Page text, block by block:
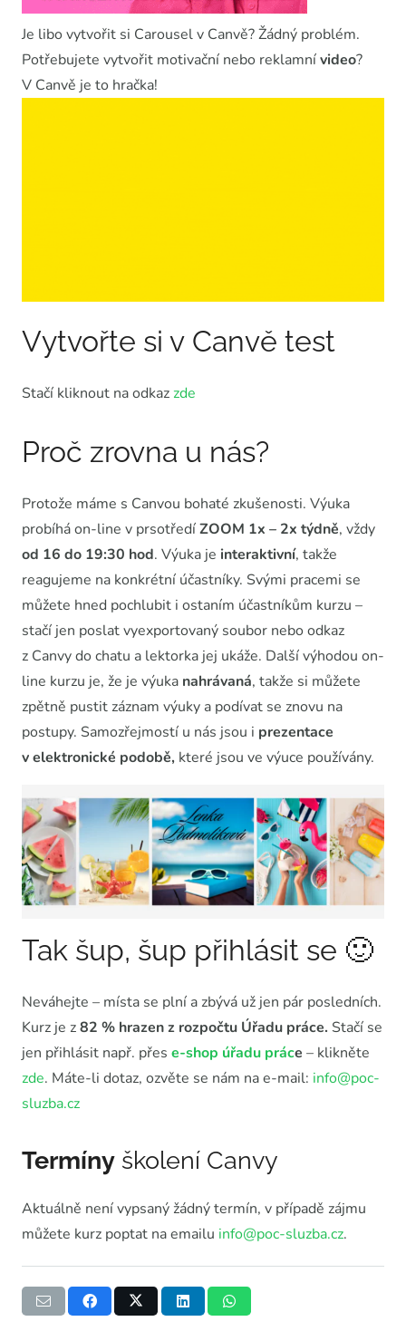
Je libo vytvořit si Carousel v Canvě? Žádný problém.
Potřebujete vytvořit motivační nebo reklamnívideo?
V Canvě je to hračka!
Vytvořte si v Canvě test
Stačí kliknout na odkazzde
Proč zrovna u nás?
Protože máme s Canvou bohaté zkušenosti. Výuka
probíhá on-line v prsotředíZOOM 1x – 2x týdně, vždy
od 16 do 19:30 hod. Výuka je interaktivní, takže
reagujeme na konkrétní účastníky. Svými pracemi se
můžete hned pochlubit i ostaním účastníkům kurzu –
stačí jen poslat vyexportovaný soubor nebo odkaz
z Canvy do chatu a lektorka jej ukáže. Další výhodou on-
line kurzu je, že je výuka nahrávaná, takže si můžete
zpětně pustit záznam výuky a podívat se znovu na
postupy. Samozřejmostí u nás jsou i prezentace
v elektronické podobě, které jsou ve výuce používány.
Tak šup, šup přihlásit se 🙂
Neváhejte – místa se plní a zbývá už jen pár posledních.
Kurz je z82 % hrazen z rozpočtu Úřadu práce. Stačí se
jen přihlásit např. přes e-shop úřadu práce – klikněte
zde. Máte-li dotaz, ozvěte se nám na e-mail: info@poc-
sluzba.cz
Termíny školení Canvy
Aktuálně není vypsaný žádný termín, v případě zájmu
můžete kurz poptat na emailu info@poc-sluzba.cz.